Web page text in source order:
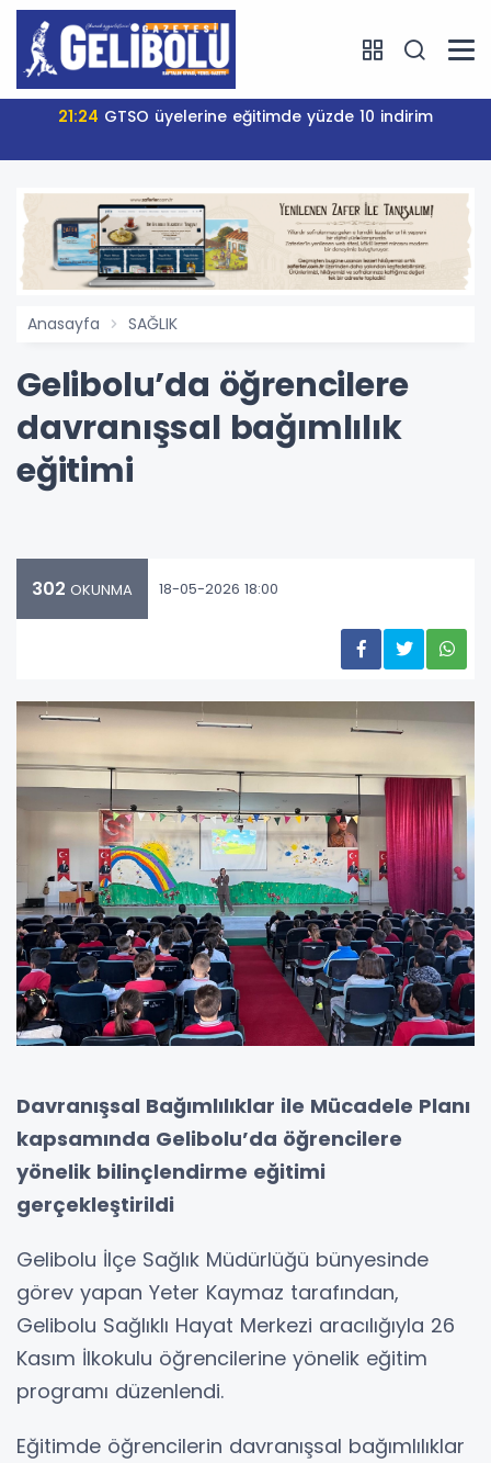
21:24 GTSO üyelerine eğitimde yüzde 10 indirim
Anasayfa SAĞLIK
Gelibolu’da öğrencilere
davranışsal bağımlılık
eğitimi
302 OKUNMA 18-05-2026 18:00
Davranışsal Bağımlılıklar ile Mücadele Planı
kapsamında Gelibolu’da öğrencilere
yönelik bilinçlendirme eğitimi
gerçekleştirildi
Gelibolu İlçe Sağlık Müdürlüğü bünyesinde
görev yapan Yeter Kaymaz tarafından,
Gelibolu Sağlıklı Hayat Merkezi aracılığıyla 26
Kasım İlkokulu öğrencilerine yönelik eğitim
programı düzenlendi.
Eğitimde öğrencilerin davranışsal bağımlılıklar